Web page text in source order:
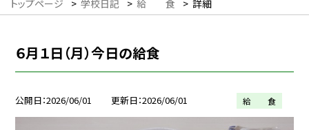
トップページ > 学校日記 > 給 食 > 詳細
６月１日（月）今日の給食
公開日 2026/06/01 更新日 2026/06/01 給 食